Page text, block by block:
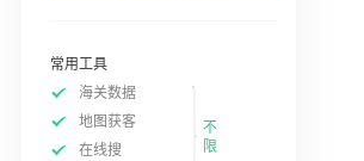
常用工具
海关数据
地图获客
在线搜
不
限